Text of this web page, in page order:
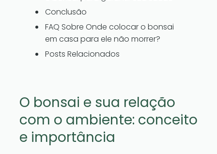
Conclusão
FAQ Sobre Onde colocar o bonsai
em casa para ele não morrer?
Posts Relacionados
O bonsai e sua relação
com o ambiente: conceito
e importância